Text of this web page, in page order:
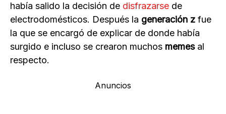
había salido la decisión de disfrazarse de
electrodomésticos. Después la generación z fue
la que se encargó de explicar de donde había
surgido e incluso se crearon muchos memesal
respecto.
Anuncios